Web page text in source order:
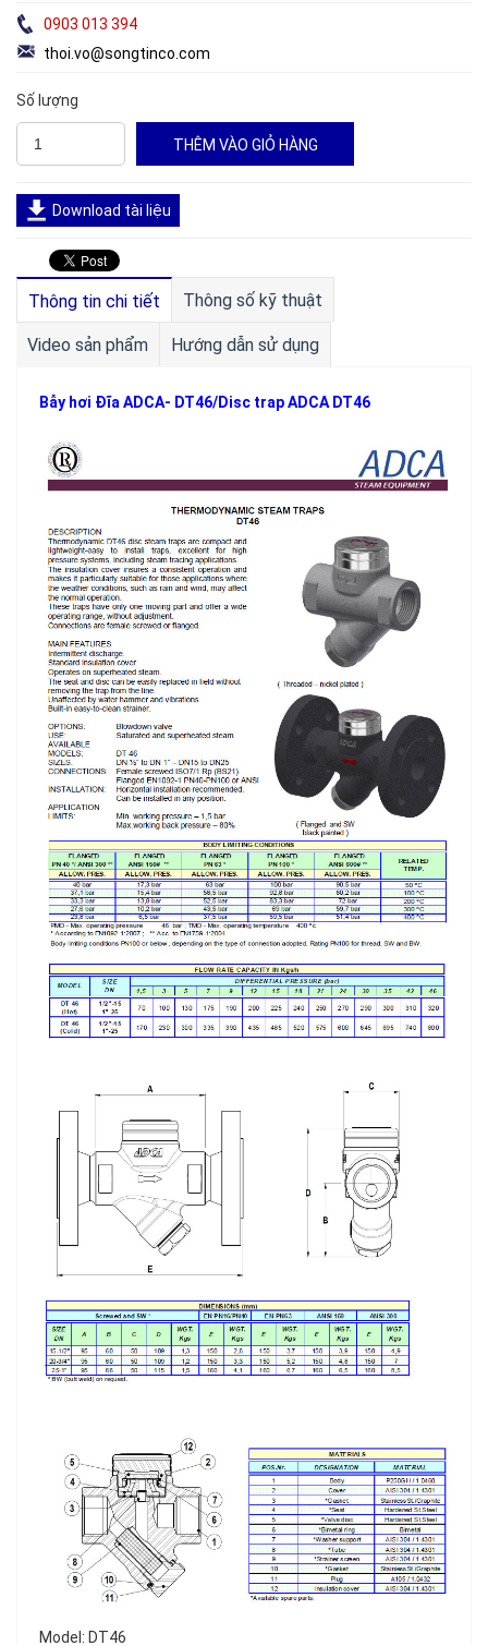
0903 013 394
thoi.vo@songtinco.com
Số lượng
Download tài liệu
Thông tin chi tiết Thông số kỹ thuật
Video sản phẩm Hướng dẫn sử dụng
Bẫy hơi Đĩa ADCA- DT46/Disc trap ADCA DT46
Model: DT46